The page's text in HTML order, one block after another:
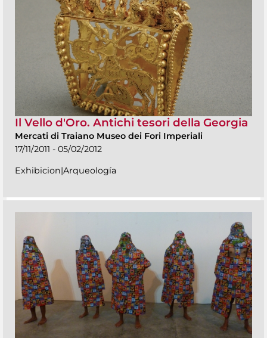
Il Vello d'Oro. Antichi tesori della Georgia
Mercati di Traiano Museo dei Fori Imperiali
17/11/2011 - 05/02/2012
Exhibicion|Arqueología